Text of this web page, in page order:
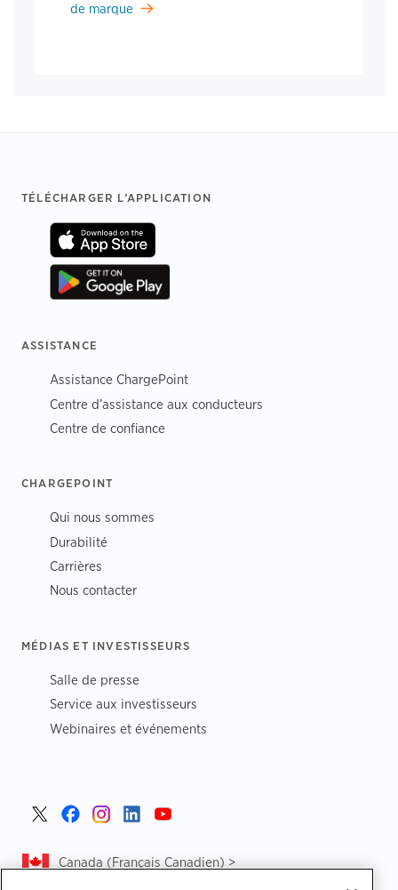
de marque
Footer
TÉLÉCHARGER L’APPLICATION
ASSISTANCE
Assistance ChargePoint
Centre d’assistance aux conducteurs
Centre de confiance
CHARGEPOINT
Qui nous sommes
Durabilité
Carrières
Nous contacter
MÉDIAS ET INVESTISSEURS
Salle de presse
Service aux investisseurs
Webinaires et événements
Canada (Français Canadien) >